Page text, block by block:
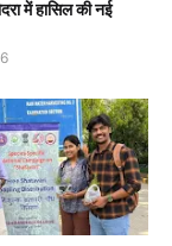
में हासिल की नई